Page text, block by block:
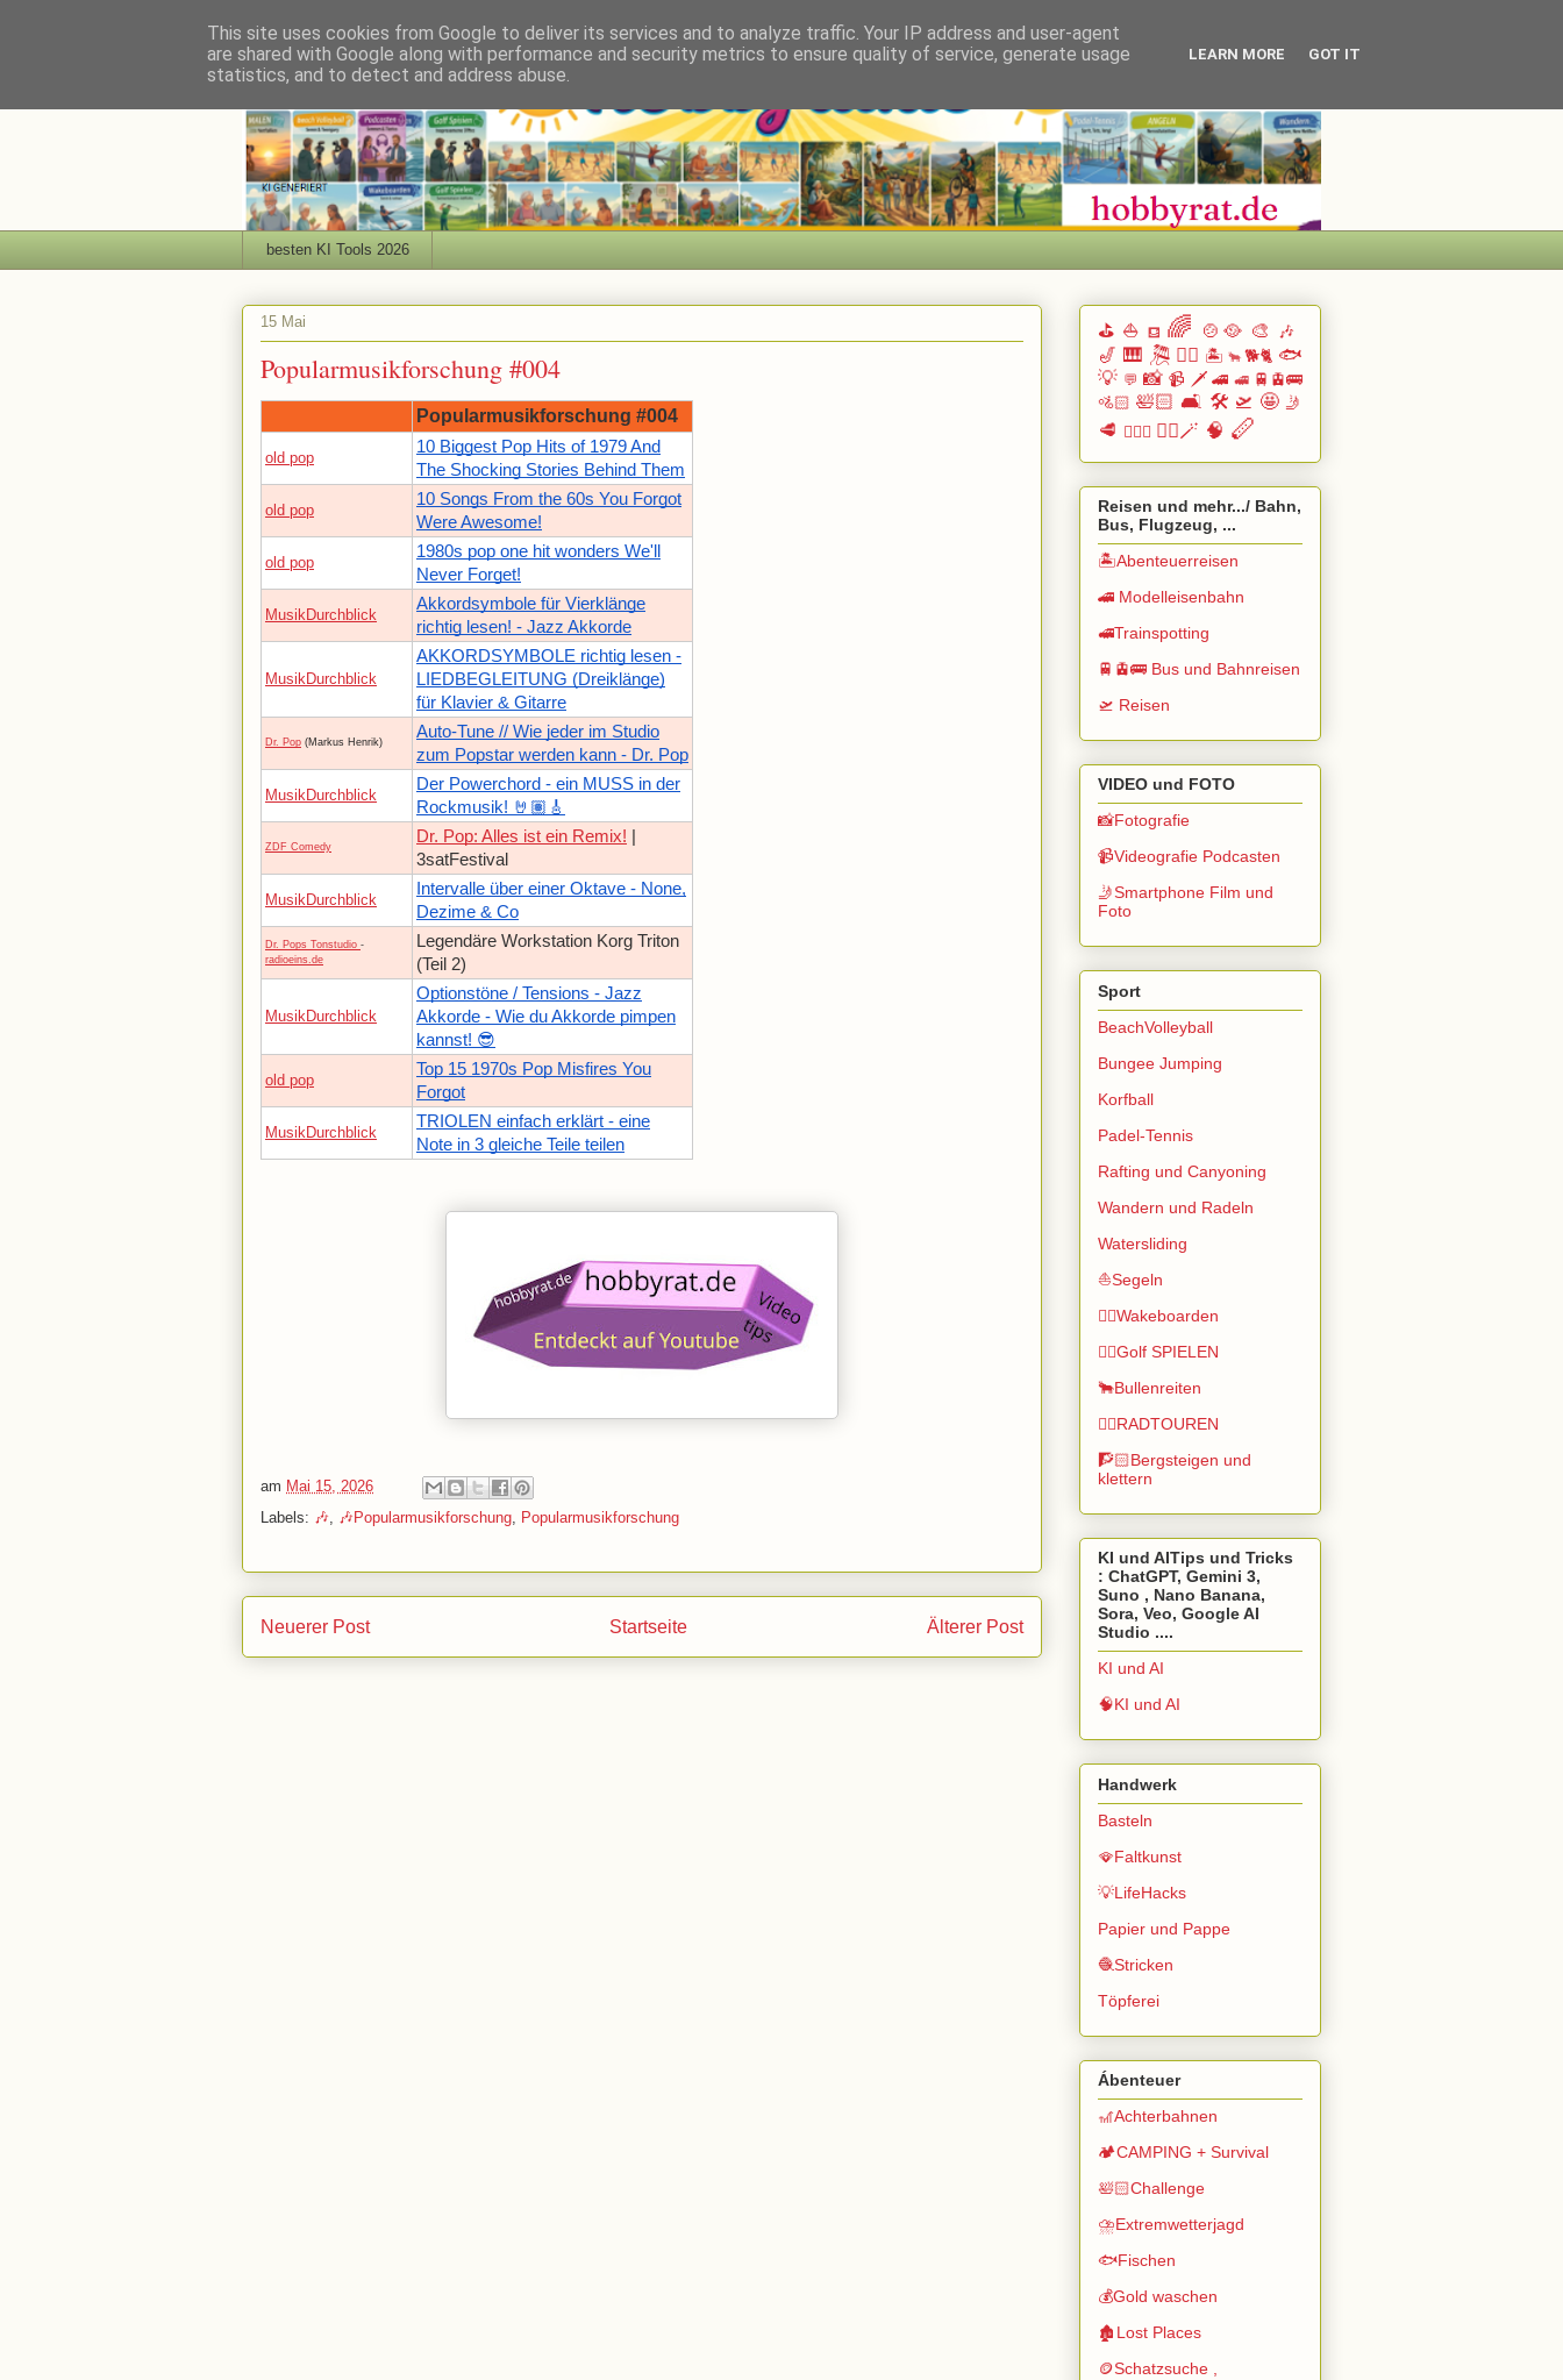
besten KI Tools 2026
15 Mai
Popularmusikforschung #004
Popularmusikforschung #004
old pop
10 Biggest Pop Hits of 1979 And
The Shocking Stories Behind Them
old pop
10 Songs From the 60s You Forgot
Were Awesome!
old pop
1980s pop one hit wonders We'll
Never Forget!
MusikDurchblick
Akkordsymbole für Vierklänge
richtig lesen! - Jazz Akkorde
MusikDurchblick
AKKORDSYMBOLE richtig lesen -
LIEDBEGLEITUNG (Dreiklänge)
für Klavier & Gitarre
Dr. Pop (Markus Henrik)
Auto-Tune // Wie jeder im Studio
zum Popstar werden kann - Dr. Pop
MusikDurchblick
Der Powerchord - ein MUSS in der
Rockmusik! 🤘🏽🎸
ZDF Comedy
Dr. Pop: Alles ist ein Remix! |
3satFestival
MusikDurchblick
Intervalle über einer Oktave - None,
Dezime & Co
Dr. Pops Tonstudio -
radioeins.de
Legendäre Workstation Korg Triton
(Teil 2)
MusikDurchblick
Optionstöne / Tensions - Jazz
Akkorde - Wie du Akkorde pimpen
kannst! 😎
old pop
Top 15 1970s Pop Misfires You
Forgot
MusikDurchblick
TRIOLEN einfach erklärt - eine
Note in 3 gleiche Teile teilen
am Mai 15, 2026
Labels: 🎶 🎶Popularmusikforschung Popularmusikforschung
Neuerer Post Älterer Post
Startseite
⛳ ⛵ ⛾ 🌈 🍲🥘 🎨 🎶
🎷 🎹 🎘 🏄🏽 🏝️ 🐂 🐕🐈 🐟
💡 💬 📸 📹 🗡️ 🚄 🚅 🚆🚊🚌
🚵🏻 🛀🏻 🛋️ 🛠️ 🛫 🤩 🤳
🥩 🧗🏻‍♀️ 🧙‍♂️🪄 🧠 🪈
Reisen und mehr.../ Bahn,
Bus, Flugzeug, ...
🏝️Abenteuerreisen
🚄 Modelleisenbahn
🚅Trainspotting
🚆🚊🚌 Bus und Bahnreisen
🛫 Reisen
VIDEO und FOTO
📸Fotografie
📹Videografie Podcasten
🤳Smartphone Film und
Foto
Sport
BeachVolleyball
Bungee Jumping
Korfball
Padel-Tennis
Rafting und Canyoning
Wandern und Radeln
Watersliding
⛵Segeln
🏄🏽Wakeboarden
🏌️‍♂️Golf SPIELEN
🐂Bullenreiten
🚴‍♂️RADTOUREN
🧗🏻Bergsteigen und
klettern
KI und AITips und Tricks
: ChatGPT, Gemini 3,
Suno , Nano Banana,
Sora, Veo, Google AI
Studio ....
KI und AI
🧠KI und AI
Handwerk
Basteln
🪭Faltkunst
💡LifeHacks
Papier und Pappe
🧶Stricken
Töpferei
Ábenteuer
🎢Achterbahnen
🏕️CAMPING + Survival
🛀🏻Challenge
⛈️Extremwetterjagd
🐟Fischen
💰Gold waschen
🏚️Lost Places
🪙Schatzsuche ,
This site uses cookies from Google to deliver its services and to analyze traffic. Your IP address and user-agent
are shared with Google along with performance and security metrics to ensure quality of service, generate usage
statistics, and to detect and address abuse.
LEARN MORE GOT IT